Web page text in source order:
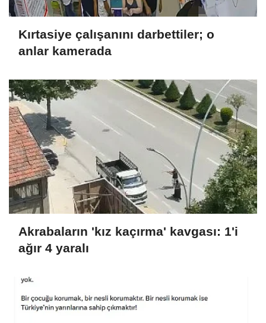
Kırtasiye çalışanını darbettiler; o
anlar kamerada
Akrabaların 'kız kaçırma' kavgası: 1'i
ağır 4 yaralı